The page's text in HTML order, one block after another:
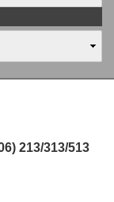
213/313/513